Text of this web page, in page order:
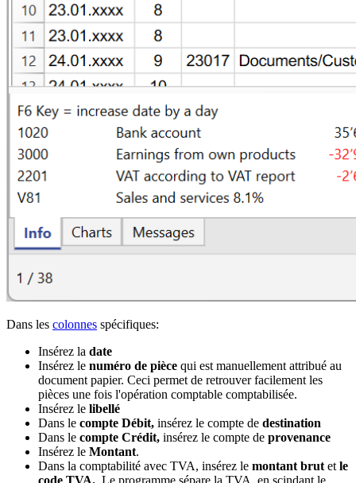
Dans les colonnes spécifiques:
Insérez la date
Insérez le numéro de pièce qui est manuellement attribué au
document papier. Ceci permet de retrouver facilement les
pièces une fois l'opération comptable comptabilisée.
Insérez le libellé
Dans le compte Débit, insérez le compte de destination
Dans le compte Crédit, insérez le compte de provenance
Insérez le Montant.
Dans la comptabilité avec TVA, insérez le montant brut et le
code TVA. Le programme sépare la TVA, en scindant le